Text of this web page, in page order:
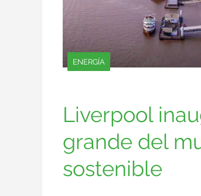
ENERGÍA
Liverpool
grande del
sostenible